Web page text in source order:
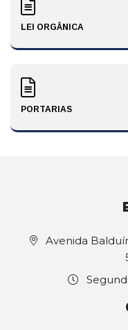
LEI ORGÂNICA
PORTARIAS
Avenida